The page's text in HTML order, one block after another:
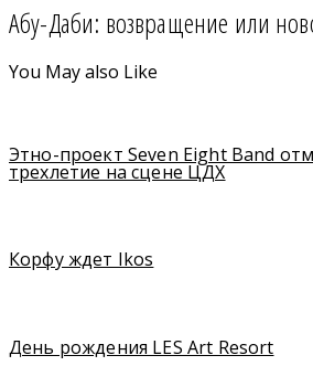
Абу-Даби: возвращение или
You May also Like
Этно-проект Seven Eight Band
трехлетие на сцене ЦДХ
Корфу ждет Ikos
День рождения LES Art Resort